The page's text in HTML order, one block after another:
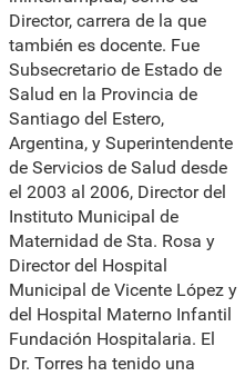
Director, carrera de la que
también es docente. Fue
Subsecretario de Estado de
Salud en la Provincia de
Santiago del Estero,
Argentina, y Superintendente
de Servicios de Salud desde
el 2003 al 2006, Director del
Instituto Municipal de
Maternidad de Sta. Rosa y
Director del Hospital
Municipal de Vicente López y
del Hospital Materno Infantil
Fundación Hospitalaria. El
Dr. Torres ha tenido una